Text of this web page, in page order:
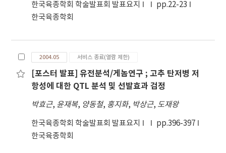
한국육종학회 학술발표회 발표요지
pp.22-23
한국육종학회
2004.05 서비스 종료(열람 제한)
[포스터 발표] 유전분석/게놈연구 ; 고추 탄저병 저
항성에 대한 QTL 분석 및 선발효과 검정
박효근, 윤재복, 양동철, 홍지화, 박상근, 도재왕
한국육종학회 학술발표회 발표요지
pp.396-397
한국육종학회